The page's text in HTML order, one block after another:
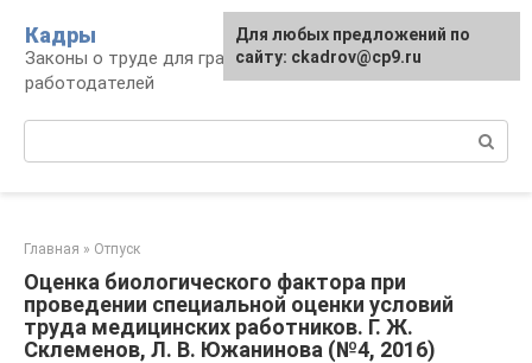
контенту
Кадры
Законы о труде для граждан и
работодателей
Главная » Отпуск
Оценка биологического фактора при
проведении специальной оценки условий
труда медицинских работников. Г. Ж.
Склеменов, Л. В. Южанинова (№4, 2016)
Для любых предложений по
сайту: ckadrov@cp9.ru